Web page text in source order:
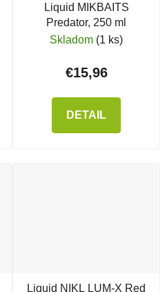
Liquid MIKBAITS
Predator, 250 ml
Skladom (1 ks)
€15,96
DETAIL
Liquid NIKL LUM-X Red